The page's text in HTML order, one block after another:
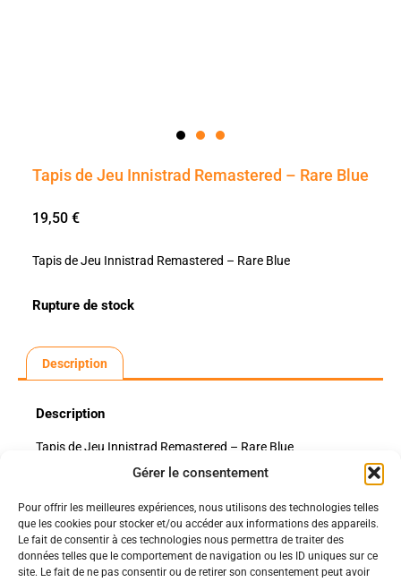
Gérer le consentement
Pour offrir les meilleures expériences, nous utilisons des technologies telles
que les cookies pour stocker et/ou accéder aux informations des appareils.
Le fait de consentir à ces technologies nous permettra de traiter des
données telles que le comportement de navigation ou les ID uniques sur ce
site. Le fait de ne pas consentir ou de retirer son consentement peut avoir
Tapis de Jeu Innistrad Remastered – Rare Blue
19,50 €
Tapis de Jeu Innistrad Remastered – Rare Blue
Rupture de stock
Description
Description
Tapis de Jeu Innistrad Remastered – Rare Blue
Nos pages
Nos évènements
Politiques
Politique de confidentialité
Nos conditions de vente et livraison